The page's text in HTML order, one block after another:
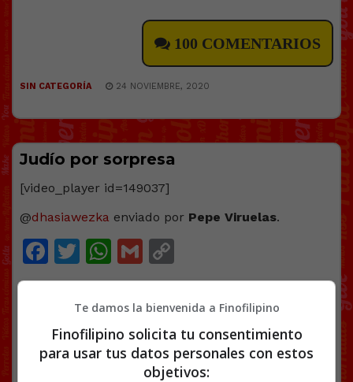
100 COMENTARIOS
SIN CATEGORÍA 24 NOVIEMBRE, 2020
Judío por sorpresa
[video_player id=149037]
@dhasiawezka enviado por Pepe Viruelas.
Facebook
Twitter
WhatsApp
Gmail
Link
47 COMENTARIOS
Te damos la bienvenida a Finofilipino
Finofilipino solicita tu consentimiento
para usar tus datos personales con estos
objetivos: